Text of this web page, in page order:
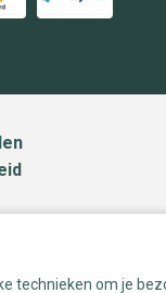
technieken om je